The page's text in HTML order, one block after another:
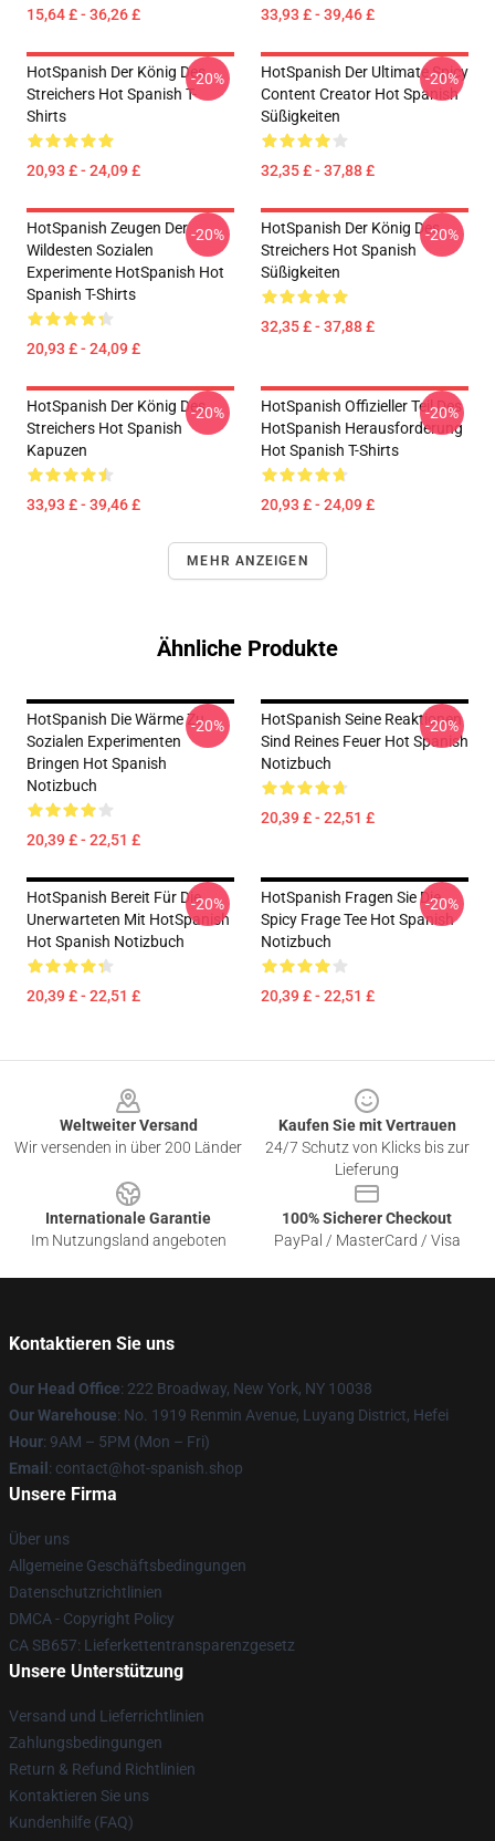
15,64 £ - 36,26 £ 33,93 £ - 39,46 £
HotSpanish Der König Des
Streichers Hot Spanish T-
Shirts
20,93 £ - 24,09 £
-20%
HotSpanish Der Ultimate Spicy
Content Creator Hot Spanish
Süßigkeiten
32,35 £ - 37,88 £
-20%
HotSpanish Zeugen Der
Wildesten Sozialen
Experimente HotSpanish Hot
Spanish T-Shirts
20,93 £ - 24,09 £
-20%
HotSpanish Der König Des
Streichers Hot Spanish
Süßigkeiten
32,35 £ - 37,88 £
-20%
HotSpanish Der König Des
Streichers Hot Spanish
Kapuzen
33,93 £ - 39,46 £
-20%
HotSpanish Offizieller Teil Des
HotSpanish Herausforderung
Hot Spanish T-Shirts
20,93 £ - 24,09 £
-20%
MEHR ANZEIGEN
Ähnliche Produkte
HotSpanish Die Wärme Zu
Sozialen Experimenten
Bringen Hot Spanish
Notizbuch
20,39 £ - 22,51 £
-20%
HotSpanish Seine Reaktionen
Sind Reines Feuer Hot Spanish
Notizbuch
20,39 £ - 22,51 £
-20%
HotSpanish Bereit Für Die
Unerwarteten Mit HotSpanish
Hot Spanish Notizbuch
20,39 £ - 22,51 £
-20%
HotSpanish Fragen Sie Die
Spicy Frage Tee Hot Spanish
Notizbuch
20,39 £ - 22,51 £
-20%
Weltweiter Versand
Wir versenden in über 200 Länder
Kaufen Sie mit Vertrauen
24/7 Schutz von Klicks bis zur
Lieferung
Internationale Garantie
Im Nutzungsland angeboten
100% Sicherer Checkout
PayPal / MasterCard / Visa
Kontaktieren Sie uns
Our Head Office: 222 Broadway, New York, NY 10038
Our Warehouse: No. 1919 Renmin Avenue, Luyang District, Hefei
Hour: 9AM – 5PM (Mon – Fri)
Email : contact@hot-spanish.shop
Unsere Firma
Über uns
Allgemeine Geschäftsbedingungen
Datenschutzrichtlinien
DMCA - Copyright Policy
CA SB657: Lieferkettentransparenzgesetz
Unsere Unterstützung
Versand und Lieferrichtlinien
Zahlungsbedingungen
Return & Refund Richtlinien
Kontaktieren Sie uns
Kundenhilfe (FAQ)